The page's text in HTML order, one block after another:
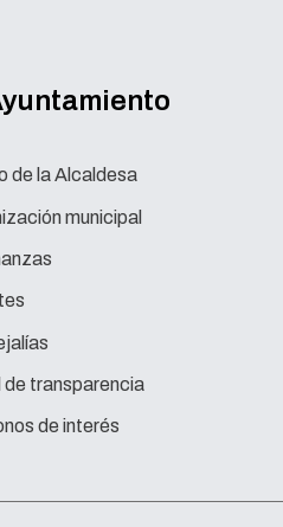
de la Alcaldesa
municipal
de transparencia
de interés